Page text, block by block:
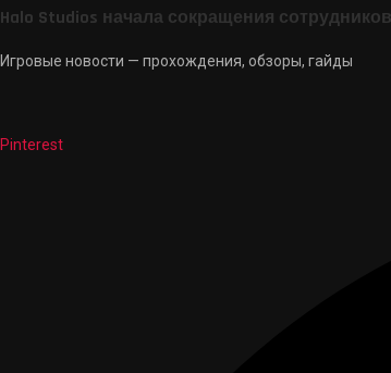
Halo Studios начала сокращения
Игровые новости — прохождения, обзоры, гайды
Pinterest